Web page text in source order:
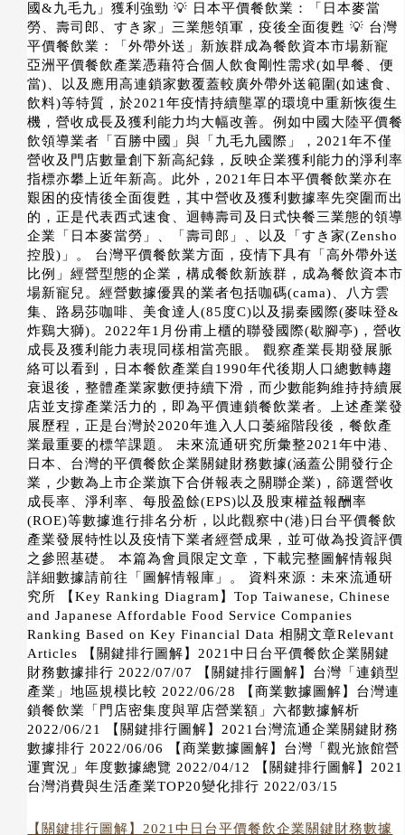
國&九毛九」獲利強勁 💡 日本平價餐飲業：「日本麥當
勞、壽司郎、すき家」三業態領軍，疫後全面復甦 💡 台灣
平價餐飲業：「外帶外送」新族群成為餐飲資本市場新寵
亞洲平價餐飲產業憑藉符合個人飲食剛性需求(如早餐、便
當)、以及應用高連鎖家數覆蓋較廣外帶外送範圍(如速食、
飲料)等特質，於2021年疫情持續壟罩的環境中重新恢復生
機，營收成長及獲利能力均大幅改善。例如中國大陸平價餐
飲領導業者「百勝中國」與「九毛九國際」，2021年不僅
營收及門店數量創下新高紀錄，反映企業獲利能力的淨利率
指標亦攀上近年新高。此外，2021年日本平價餐飲業亦在
艱困的疫情後全面復甦，其中營收及獲利數據率先突圍而出
的，正是代表西式速食、迴轉壽司及日式快餐三業態的領導
企業「日本麥當勞」、「壽司郎」、以及「すき家(Zensho
控股)」。 台灣平價餐飲業方面，疫情下具有「高外帶外送
比例」經營型態的企業，構成餐飲新族群，成為餐飲資本市
場新寵兒。經營數據優異的業者包括咖碼(cama)、八方雲
集、路易莎咖啡、美食達人(85度C)以及揚秦國際(麥味登&
炸鷄大獅)。2022年1月份甫上櫃的聯發國際(歇腳亭)，營收
成長及獲利能力表現同樣相當亮眼。 觀察產業長期發展脈
絡可以看到，日本餐飲產業自1990年代後期人口總數轉趨
衰退後，整體產業家數便持續下滑，而少數能夠維持持續展
店並支撐產業活力的，即為平價連鎖餐飲業者。上述產業發
展歷程，正是台灣於2020年進入人口萎縮階段後，餐飲產
業最重要的標竿課題。 未來流通研究所彙整2021年中港、
日本、台灣的平價餐飲企業關鍵財務數據(涵蓋公開發行企
業，少數為上市企業旗下合併報表之關聯企業)，篩選營收
成長率、淨利率、每股盈餘(EPS)以及股東權益報酬率
(ROE)等數據進行排名分析，以此觀察中(港)日台平價餐飲
產業發展特性以及疫情下業者經營成果，並可做為投資評價
之參照基礎。 本篇為會員限定文章，下載完整圖解情報與
詳細數據請前往「圖解情報庫」。 資料來源：未來流通研
究所 【Key Ranking Diagram】Top Taiwanese, Chinese
and Japanese Affordable Food Service Companies
Ranking Based on Key Financial Data 相關文章Relevant
Articles 【關鍵排行圖解】2021中日台平價餐飲企業關鍵
財務數據排行 2022/07/07 【關鍵排行圖解】台灣「連鎖型
產業」地區規模比較 2022/06/28 【商業數據圖解】台灣連
鎖餐飲業「門店密集度與單店營業額」六都數據解析
2022/06/21 【關鍵排行圖解】2021台灣流通企業關鍵財務
數據排行 2022/06/06 【商業數據圖解】台灣「觀光旅館營
運實況」年度數據總覽 2022/04/12 【關鍵排行圖解】2021
台灣消費與生活產業TOP20變化排行 2022/03/15
【關鍵排行圖解】2021中日台平價餐飲企業關鍵財務數據